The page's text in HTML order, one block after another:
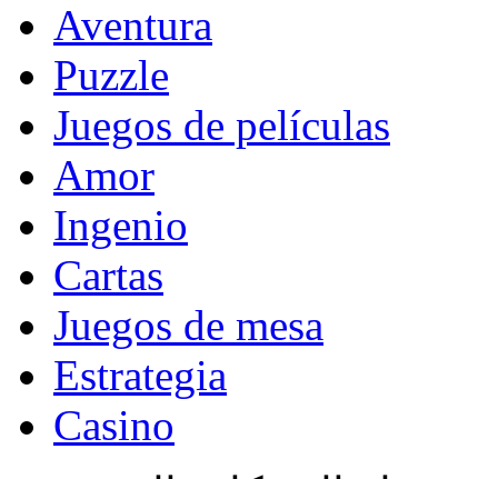
Aventura
Puzzle
Juegos de películas
Amor
Ingenio
Cartas
Juegos de mesa
Estrategia
Casino